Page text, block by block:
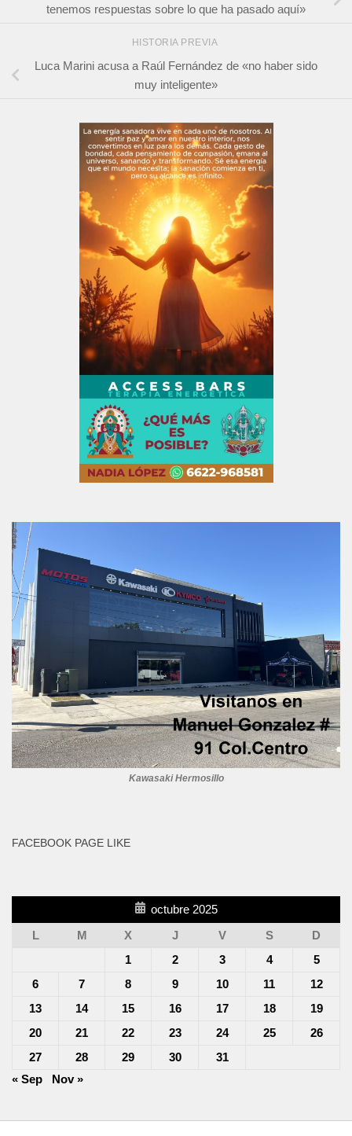
tenemos respuestas sobre lo que ha pasado aquí»
HISTORIA PREVIA
Luca Marini acusa a Raúl Fernández de «no haber sido
muy inteligente»
Kawasaki Hermosillo
FACEBOOK PAGE LIKE
octubre 2025
L
M X J V S
D
1
2 3 4
5
6
7 8 9 10 11
12
13
14 15 16 17 18
19
20
21 22 23 24 25
26
27
28 29 30
31
« Sep
Nov »